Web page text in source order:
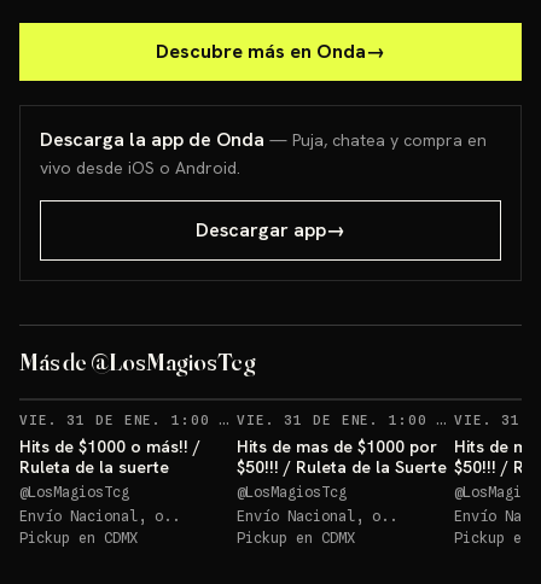
Descubre más en Onda→
Descarga la app de Onda — Puja, chatea y compra en
vivo desde iOS o Android.
Descargar app→
Más de @LosMagiosTcg
VIE. 31 DE ENE. 1:00 AM
Hits de $1000 o más!! /
Ruleta de la suerte
@LosMagiosTcg
Envío Nacional, o..
Pickup en CDMX
VIE. 31 DE ENE. 1:00 AM
Hits de mas de $1000 por
$50!!! / Ruleta de la Suerte
@LosMagiosTcg
Envío Nacional, o..
Pickup en CDMX
Hits de
$50!!! /
@
Envío
Pickup en